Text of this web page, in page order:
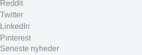
Reddit
Twitter
LinkedIn
Pinterest
Seneste nyheder